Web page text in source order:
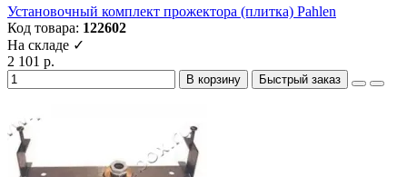
Установочный комплект прожектора (плитка) Pahlen
Код товара: 122602
На складе ✓
2 101 р.
В корзину Быстрый заказ